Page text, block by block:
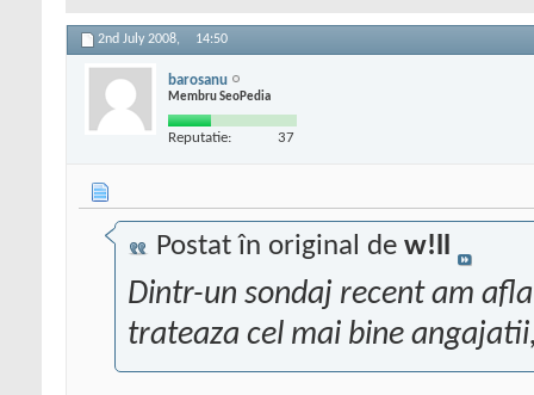
2nd July 2008, 14:50
barosanu
Membru SeoPedia
Reputatie: 37
Postat în original de w!ll
Dintr-un sondaj recent am
trateaza cel mai bine